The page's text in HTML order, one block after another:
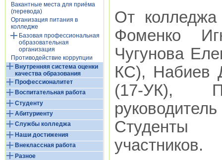
Вакантные места для приёма
(перевода)
Организация питания в
колледже
Базовая профессиональная
образовательная
организация
Противодействие коррупции
Внутренняя система оценки
качества образования
Профессионалитет
Воспитательная работа
Студенту
Абитуриенту
Службы колледжа
Наши достижения
Внеклассная работа
Разное
От
Фоменко
Чугунова
КС), Набиев
(17-УК),
Студенты
участников.